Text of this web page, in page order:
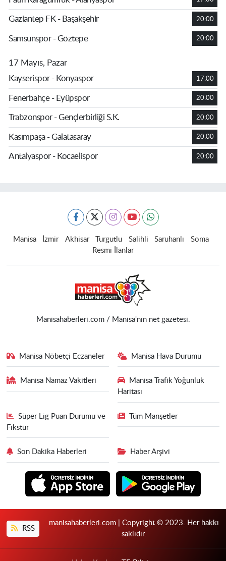
Gaziantep FK - Başakşehir 20:00
Samsunspor - Göztepe 20:00
17 Mayıs, Pazar
Kayserispor - Konyaspor
17:00
Fenerbahçe - Eyüpspor 20:00
Trabzonspor - Gençlerbirliği S.K. 20:00
Kasımpaşa - Galatasaray 20:00
Antalyaspor - Kocaelispor 20:00
Manisa İzmir Akhisar Turgutlu Salihli Saruhanlı
Soma
Resmi İlanlar
Manisahaberleri.com / Manisa'nın net gazetesi.
Manisa Nöbetçi Eczaneler Manisa Hava Durumu
Manisa Namaz Vakitleri
Manisa Trafik Yoğunluk
Haritası
Süper Lig Puan Durumu ve
Fikstür
Tüm Manşetler
Son Dakika Haberleri Haber Arşivi
RSS
manisahaberleri.com | Copyright © 2023. Her hakkı
saklıdır.